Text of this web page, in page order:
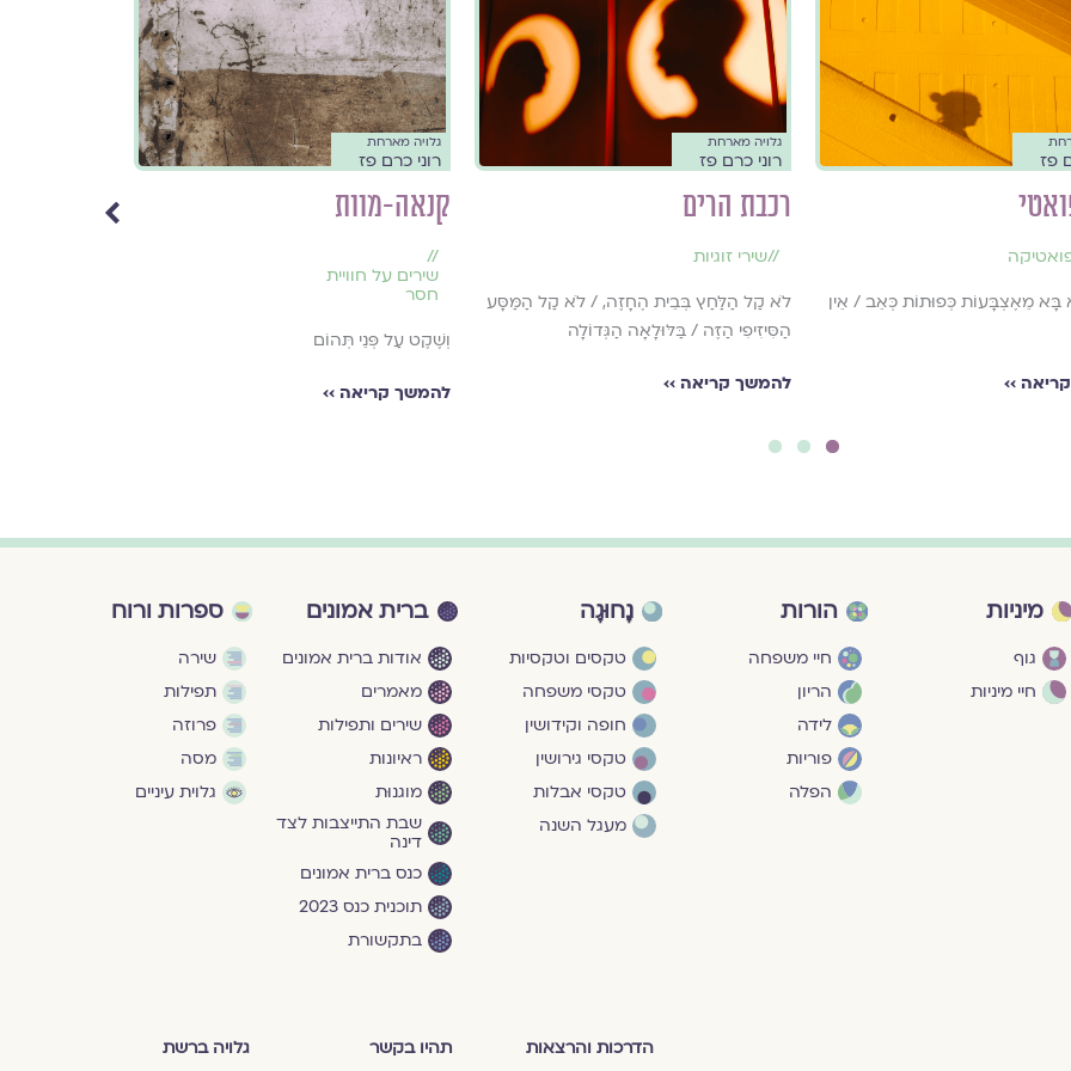
פז
בָּא מֵאֶצְבָּעוֹת כְּפוּתוֹת כְּאֵב / אֵין
››
גלויה מארחת
רוני כרם פז
רכבת הרים
//שירי זוגיות
לֹא קַל הַלַּחַץ בְּבֵית הֶחָזֶה, / לֹא קַל הַמַּסָּע
הַסִּיזִיפִי הַזֶּה / בַּלּוּלָאָה הַגְּדוֹלָה
להמשך קריאה ››
גלויה מארחת
רוני כרם פז
קנאה-מוות
//
שירים על חוויית
חסר
וְשֶׁקֶט עַל פְּנֵי תְּהוֹם
להמשך קריאה ››
בַּבּוֹנָג
1
מיניות
גוף
חיי מיניות
הורות
חיי משפחה
הריון
לידה
פוריות
הפלה
נָחוּגָה
טקסים וטקסיות
טקסי משפחה
חופה וקידושין
טקסי גירושין
טקסי אבלות
מעגל השנה
ברית אמונים
אודות ברית אמונים
מאמרים
שירים ותפילות
ראיונות
מוגנוּת
שבת התייצבות לצד
דינה
כנס ברית אמונים
תוכנית כנס 2023
בתקשורת
ספרות ורוח
שירה
תפילות
פרוזה
מסה
גלוית עיניים
הדרכות והרצאות תהיו בקשר גלויה ברשת